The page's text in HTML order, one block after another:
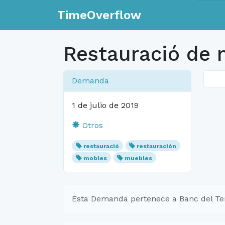
TimeOverflow
Restauració de
Demanda
1 de julio de 2019
Otros
restauració
restauración
mobles
muebles
Esta Demanda pertenece a Banc del